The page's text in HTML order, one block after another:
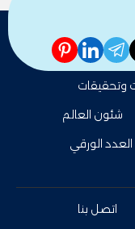
telegram
linkedin
pinterest
وتحقيقات
شئون العالم
العدد الورقي
اتصل بنا